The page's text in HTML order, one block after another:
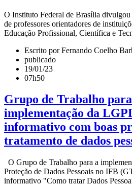
O Instituto Federal de Brasília
de professores orientadores de
Educação Profissional, Científica e
Escrito por Fernando Coelho
publicado
19/01/23
07h50
Grupo de Trabalho
implementação da
informativo com boas
tratamento de dados
O Grupo de Trabalho para a
Proteção de Dados Pessoais no IFB
informativo "Como tratar Dados